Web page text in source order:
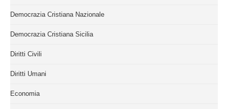
Democrazia Cristiana Nazionale
Democrazia Cristiana Sicilia
Diritti Civili
Diritti Umani
Economia